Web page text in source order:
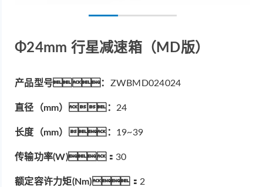
Φ24mm 行星减速箱（MD版）
产品型号： ZWBMD024024
直径（mm）： 24
长度（mm）： 19~39
传输功率(W)：30
额定容许力矩(Nm)： 2